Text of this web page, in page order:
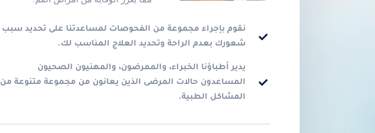
نقوم بإجراء مجموعة من الفحوصات لمساعدتنا على تحديد سبب
شعورك بعدم الراحة وتحديد العلاج المناسب لك.
يدير أطباؤنا الخبراء، والممرضون، والمهنيون الصحيون
المساعدون حالات المرضى الذين يعانون من مجموعة متنوعة من
المشاكل الطبية.